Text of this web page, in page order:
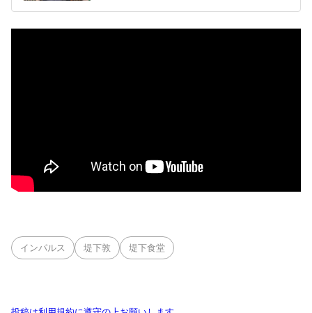
インパルス 堤下敦 堤下食堂